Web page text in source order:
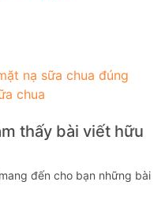
nạ sữa chua đúng
chua
thấy bài viết hữu
đến cho bạn những bài